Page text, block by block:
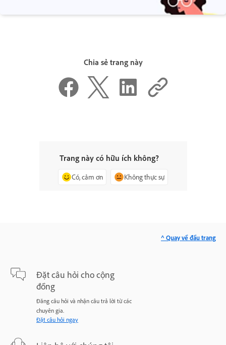
Chia sẻ trang này
Trang này có hữu ích không?
Có, cảm ơn Không thực sự
Đặt câu hỏi cho cộng
đồng
Đăng câu hỏi và nhận câu trả lời từ các
chuyên gia.
Đặt câu hỏi ngay
^ Quay về đầu trang